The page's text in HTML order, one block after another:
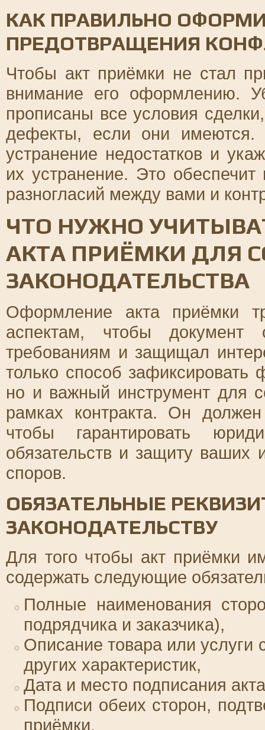
КАК ПРАВИЛЬНО
ПРЕДОТВРАЩЕНИЯ
Чтобы акт приёмки не стал
внимание его оформлению.
прописаны все условия
дефекты, если они имеются.
устранение недостатков и
их устранение. Это
разногласий между вами и
ЧТО НУЖНО
АКТА ПРИЁМКИ ДЛЯ
ЗАКОНОДАТЕЛЬСТВА
Оформление акта приёмки
аспектам, чтобы документ
требованиям и защищал
только способ зафиксировать
но и важный инструмент для
рамках контракта. Он
чтобы гарантировать
обязательств и защиту ваших
споров.
ОБЯЗАТЕЛЬНЫЕ
ЗАКОНОДАТЕЛЬСТВУ
Для того чтобы акт приёмки
содержать следующие
Полные наименования
подрядчика и заказчика),
Описание товара или услуги
других характеристик,
Дата и место подписания
Подписи обеих сторон,
приёмки,